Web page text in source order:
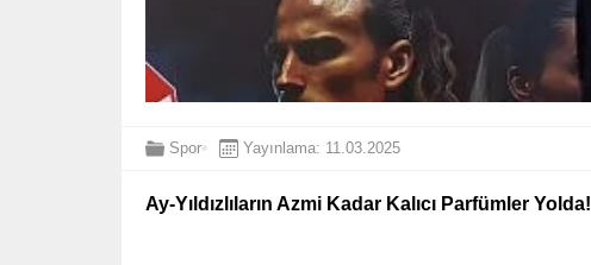
Spor Yayınlama: 11.03.2025
Ay-Yıldızlıların Azmi Kadar Kalıcı Parfümler Yolda!